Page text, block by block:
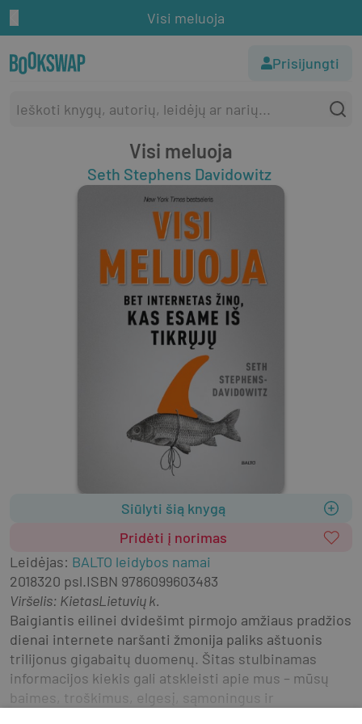
Visi meluoja
Prisijungti
Visi meluoja
Seth Stephens Davidowitz
Siūlyti šią knygą
Pridėti į norimas
Leidėjas: BALTO leidybos namai
2018320 psl.ISBN 9786099603483
Viršelis: KietasLietuvių k.
Baigiantis eilinei dvidešimt pirmojo amžiaus pradžios
dienai internete naršanti žmonija paliks aštuonis
trilijonus gigabaitų duomenų. Šitas stulbinamas
informacijos kiekis gali atskleisti apie mus – mūsų
baimes, troškimus, elgesį, sąmoningus ir